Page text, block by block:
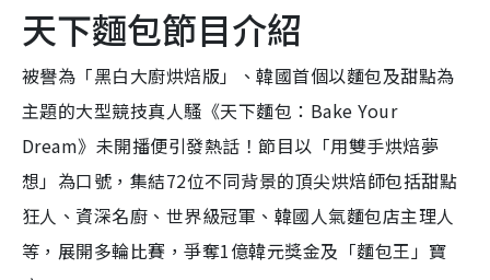
天下麵包節目介紹
被譽為「黑白大廚烘焙版」、韓國首個以麵包及甜點為
主題的大型競技真人騷《天下麵包：Bake Your
Dream》未開播便引發熱話！節目以「用雙手烘焙夢
想」為口號，集結72位不同背景的頂尖烘焙師包括甜點
狂人、資深名廚、世界級冠軍、韓國人氣麵包店主理人
等，展開多輪比賽，爭奪1億韓元獎金及「麵包王」寶